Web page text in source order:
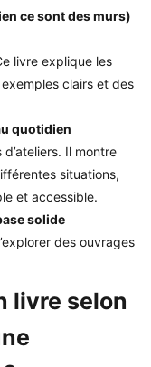
ce sont des murs)
livre explique les
clairs et des
quotidien
Il montre
situations,
et accessible.
solide
des ouvrages
livre selon